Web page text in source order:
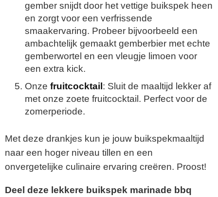
gember snijdt door het vettige buikspek heen
en zorgt voor een verfrissende
smaakervaring. Probeer bijvoorbeeld een
ambachtelijk gemaakt gemberbier met echte
gemberwortel en een vleugje limoen voor
een extra kick.
Onze fruitcocktail: Sluit de maaltijd lekker af
met onze zoete fruitcocktail. Perfect voor de
zomerperiode.
Met deze drankjes kun je jouw buikspekmaaltijd
naar een hoger niveau tillen en een
onvergetelijke culinaire ervaring creëren. Proost!
Deel deze lekkere buikspek marinade bbq